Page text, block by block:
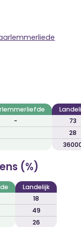
-
73
28
(%)
Landelijk
18
49
26